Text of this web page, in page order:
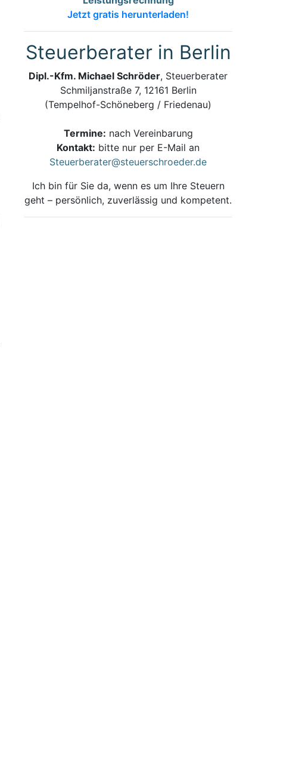
Jetzt gratis herunterladen!
Steuerberater in Berlin
Dipl.-Kfm. Michael Schröder, Steuerberater
Schmiljanstraße 7, 12161 Berlin
(Tempelhof-Schöneberg / Friedenau)
Termine: nach Vereinbarung
Kontakt: bitte nur per E-Mail an
Steuerberater@steuerschroeder.de
Ich bin für Sie da, wenn es um Ihre Steuern
geht – persönlich, zuverlässig und kompetent.